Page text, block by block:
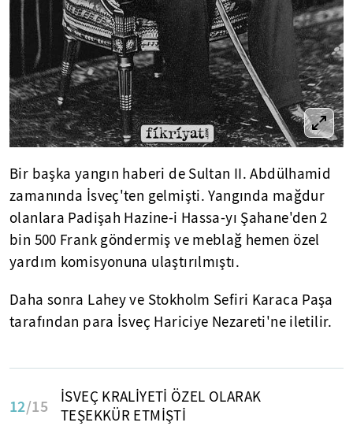
Bir başka yangın haberi de Sultan II. Abdülhamid
zamanında İsveç'ten gelmişti. Yangında mağdur
olanlara Padişah Hazine-i Hassa-yı Şahane'den 2
bin 500 Frank göndermiş ve meblağ hemen özel
yardım komisyonuna ulaştırılmıştı.
Daha sonra Lahey ve Stokholm Sefiri Karaca Paşa
tarafından para İsveç Hariciye Nezareti'ne iletilir.
12/15
İSVEÇ KRALİYETİ ÖZEL OLARAK
TEŞEKKÜR ETMİŞTİ